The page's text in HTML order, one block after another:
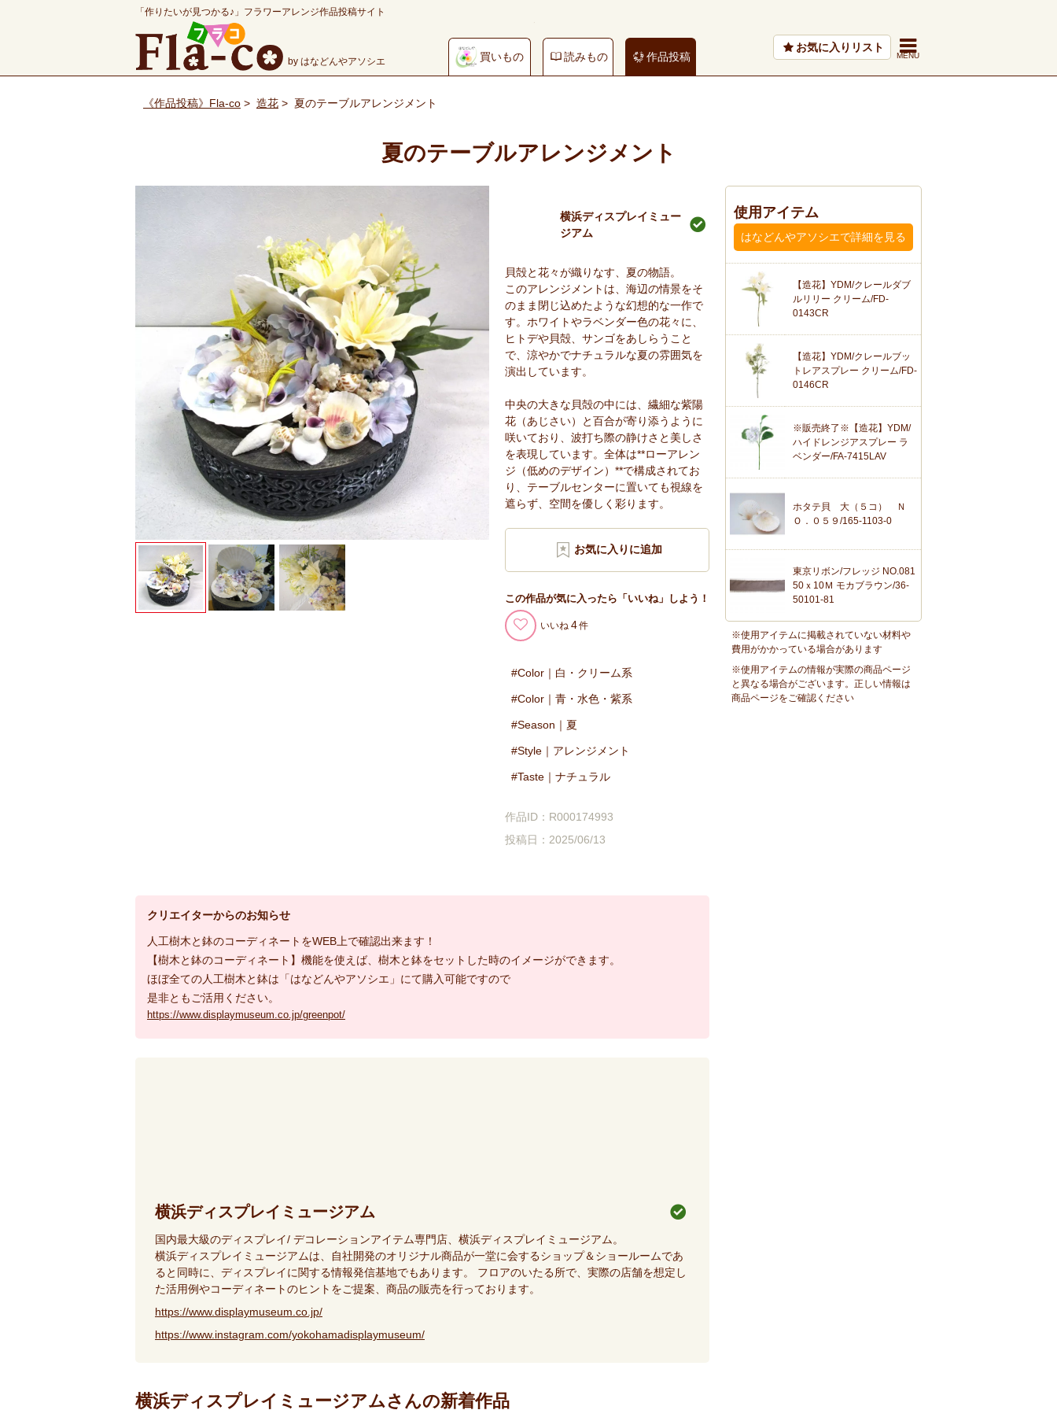
「作りたいが見つかる♪」フラワーアレンジ作品投稿サイト
by はなどんやアソシエ 買いもの 読みもの 作品投稿
お気に入りリスト
《作品投稿》Fla-co > 造花 > 夏のテーブルアレンジメント
夏のテーブルアレンジメント
横浜ディスプレイミュー
ジアム
貝殻と花々が織りなす、夏の物語。
このアレンジメントは、海辺の情景をそ
のまま閉じ込めたような幻想的な一作で
す。ホワイトやラベンダー色の花々に、
ヒトデや貝殻、サンゴをあしらうこと
で、涼やかでナチュラルな夏の雰囲気を
演出しています。
中央の大きな貝殻の中には、繊細な紫陽
花（あじさい）と百合が寄り添うように
咲いており、波打ち際の静けさと美しさ
を表現しています。全体は**ローアレン
ジ（低めのデザイン）**で構成されてお
り、テーブルセンターに置いても視線を
遮らず、空間を優しく彩ります。
この作品が気に入ったら「いいね」しよう！
いいね 4
Color｜白・クリーム系
Color｜青・水色・紫系
Season｜夏
Style｜アレンジメント
Taste｜ナチュラル
作品ID：R000174993
投稿日：2025/06/13
クリエイターからのお知らせ
人工樹木と鉢のコーディネートをWEB上で確認出来ます！
【樹木と鉢のコーディネート】機能を使えば、樹木と鉢をセットした時のイメージができます。
ほぼ全ての人工樹木と鉢は「はなどんやアソシエ」にて購入可能ですので
是非ともご活用ください。
https://www.displaymuseum.co.jp/greenpot/
横浜ディスプレイミュージアム
国内最大級のディスプレイ/ デコレーションアイテム専門店、横浜ディスプレイミュージアム。
横浜ディスプレイミュージアムは、自社開発のオリジナル商品が一堂に会するショップ＆ショールームであ
ると同時に、ディスプレイに関する情報発信基地でもあります。 フロアのいたる所で、実際の店舗を想定し
た活用例やコーディネートのヒントをご提案、商品の販売を行っております。
https://www.displaymuseum.co.jp/
https://www.instagram.com/yokohamadisplaymuseum/
横浜ディスプレイミュージアムさんの新着作品
使用アイテム
はなどんやアソシエで詳細を見る
【造花】YDM/クレールダブ
ルリリー クリーム/FD-
0143CR
【造花】YDM/クレールブッ
トレアスプレー クリーム/FD-
0146CR
※販売終了※【造花】YDM/
ハイドレンジアスプレー ラ
ベンダー/FA-7415LAV
ホタテ貝 大（５コ） Ｎ
Ｏ．０５９/165-1103-0
東京リボン/フレッジ NO.081
50ｘ10Ｍ モカブラウン/36-
50101-81
※使用アイテムに掲載されていない材料や
費用がかかっている場合があります
※使用アイテムの情報が実際の商品ページ
と異なる場合がございます。正しい情報は
商品ページをご確認ください